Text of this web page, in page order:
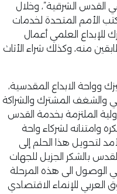
القدس الشرقية”، وخلال
الأمم المتحدة لخدمات
للإبداع العلمي أعمال
منه، وكذلك شراء الأثاث
وواحة الابداع المقدسية،
والشغف المشترك والشراكة
الملتزمة بخدمة القدس
وامتنانه لشركاء واحة
لتحويل هذا الحلم إلى
بالشكر الجزيل للجهات
الوصول الى هذه المرحلة
للإنماء الاقتصادي